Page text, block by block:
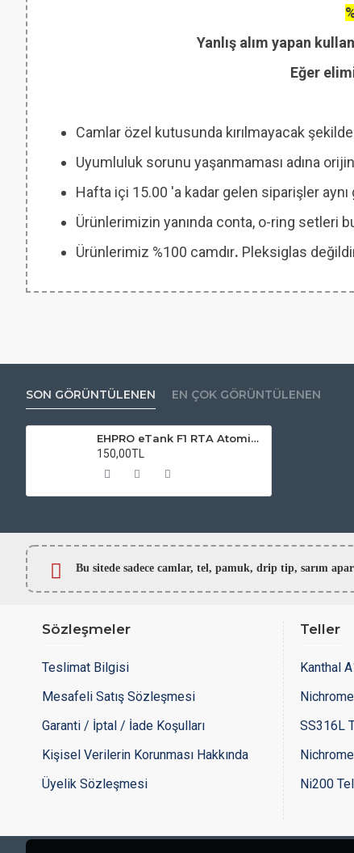
Yanlış alım yapan
Eğer
Camlar özel kutusunda kırılmayacak
Uyumluluk sorunu yaşanmaması adına
Hafta içi 15.00 'a kadar gelen siparişler aynı
Ürünlerimizin yanında conta, o-ring setleri
Ürünlerimiz %100 camdır. Pleksiglas
SON GÖRÜNTÜLENEN EN ÇOK GÖRÜNTÜLENEN
EHPRO eTank F1 RTA Atomizer Camı
150,00TL
Bu sitede sadece camlar, tel, pamuk, drip tip, sarım
Sözleşmeler
Teslimat Bilgisi
Mesafeli Satış Sözleşmesi
Garanti / İptal / İade Koşulları
Kişisel Verilerin Korunması Hakkında
Üyelik Sözleşmesi
Teller
Kanthal
SS316L
Ni200